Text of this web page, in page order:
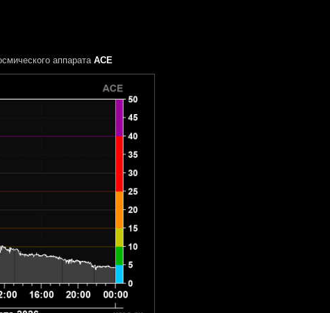
аппарата ACE